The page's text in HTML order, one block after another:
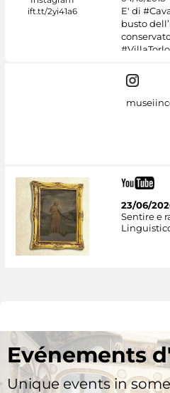
E' di
busto
23/06/
Sentire e
Evénements
Unique events in